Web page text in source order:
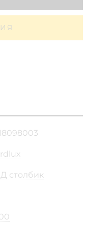
столбик